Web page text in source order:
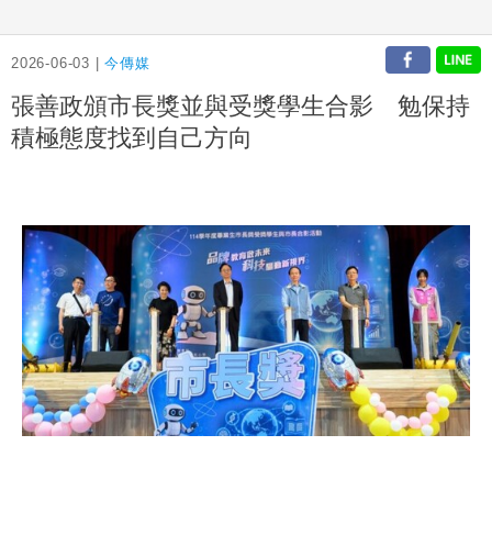
2026-06-03 |今傳媒
張善政頒市長獎並與受獎學生合影 勉保持
積極態度找到自己方向